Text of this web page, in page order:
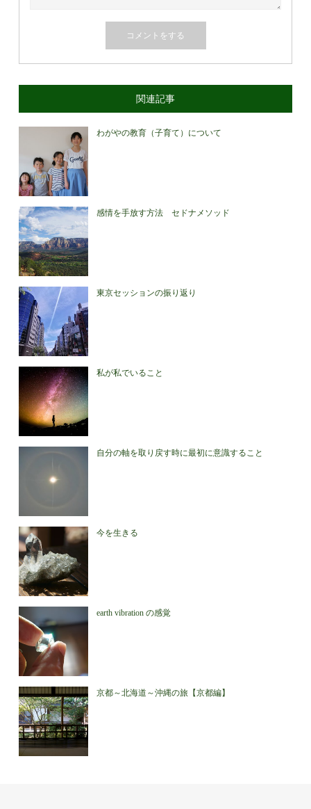
関連記事
わがやの教育（子育て）について
感情を手放す方法 セドナメソッド
東京セッションの振り返り
私が私でいること
自分の軸を取り戻す時に最初に意識すること
今を生きる
earth vibration の感覚
京都～北海道～沖縄の旅【京都編】